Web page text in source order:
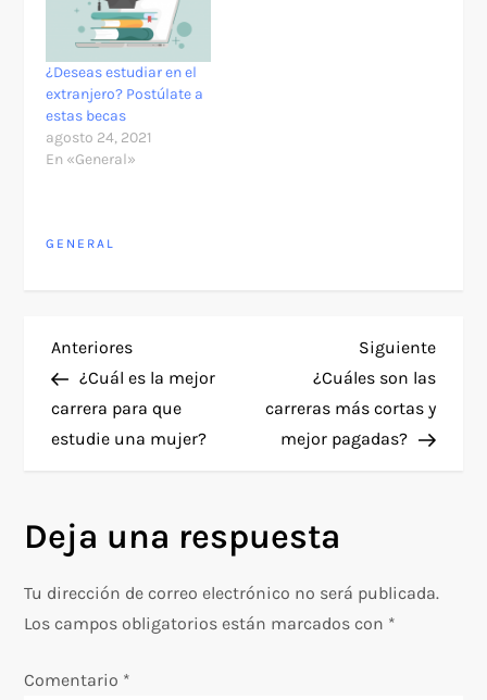
¿Deseas estudiar en el
extranjero? Postúlate a
estas becas
agosto 24, 2021
En «General»
GENERAL
N
a
v
g
a
Entrada
anterior
Anteriores
¿Cuál es la mejor
carrera para que
estudie una mujer?
Siguiente
¿Cuáles son las
carreras más cortas y
mejor pagadas?
Deja una respuesta
Tu dirección de correo electrónico no será publicada.
Los campos obligatorios están marcados con *
Comentario *